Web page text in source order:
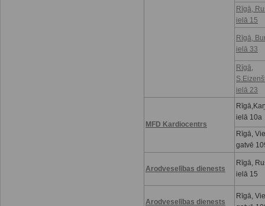
Rīgā,
ielā 15
Rīgā,
ielā 33
Rīgā,
ielā 23
MFD Kardiocentrs
ielā 10a
Rīgā,
gatvē
Arodveselības dienests
Rīgā,
ielā 15
Arodveselības dienests
Rīgā,